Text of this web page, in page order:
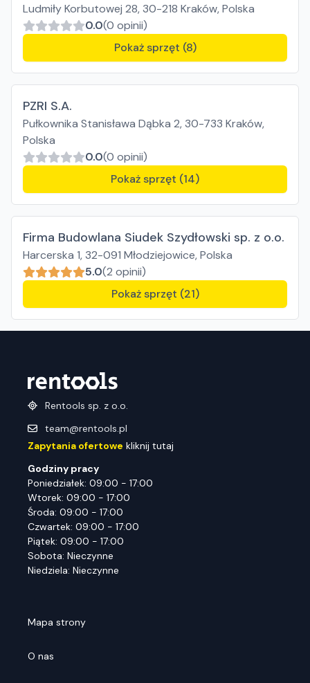
Ludmiły Korbutowej 28, 30-218 Kraków, Polska
0.0(0 opinii)
Pokaż sprzęt (8)
PZRI S.A.
Pułkownika Stanisława Dąbka 2, 30-733 Kraków,
Polska
0.0(0 opinii)
Pokaż sprzęt (14)
Firma Budowlana Siudek Szydłowski sp. z o.o.
Harcerska 1, 32-091 Młodziejowice, Polska
5.0(2 opinii)
Pokaż sprzęt (21)
Rentools sp. z o.o.
team@rentools.pl
Zapytania ofertowe kliknij tutaj
Godziny pracy
Poniedziałek: 09:00 - 17:00
Wtorek: 09:00 - 17:00
Środa: 09:00 - 17:00
Czwartek: 09:00 - 17:00
Piątek: 09:00 - 17:00
Sobota: Nieczynne
Niedziela: Nieczynne
Mapa strony
O nas